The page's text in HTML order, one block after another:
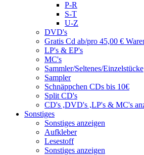
P-R
S-T
U-Z
DVD's
Gratis Cd ab/pro 45,00 €
LP's & EP's
MC's
Sammler/Seltenes/Einzelstücke
Sampler
Schnäppchen CDs bis 10€
Split CD's
CD's ,DVD's ,LP's & MC's
Sonstiges
Sonstiges anzeigen
Aufkleber
Lesestoff
Sonstiges anzeigen